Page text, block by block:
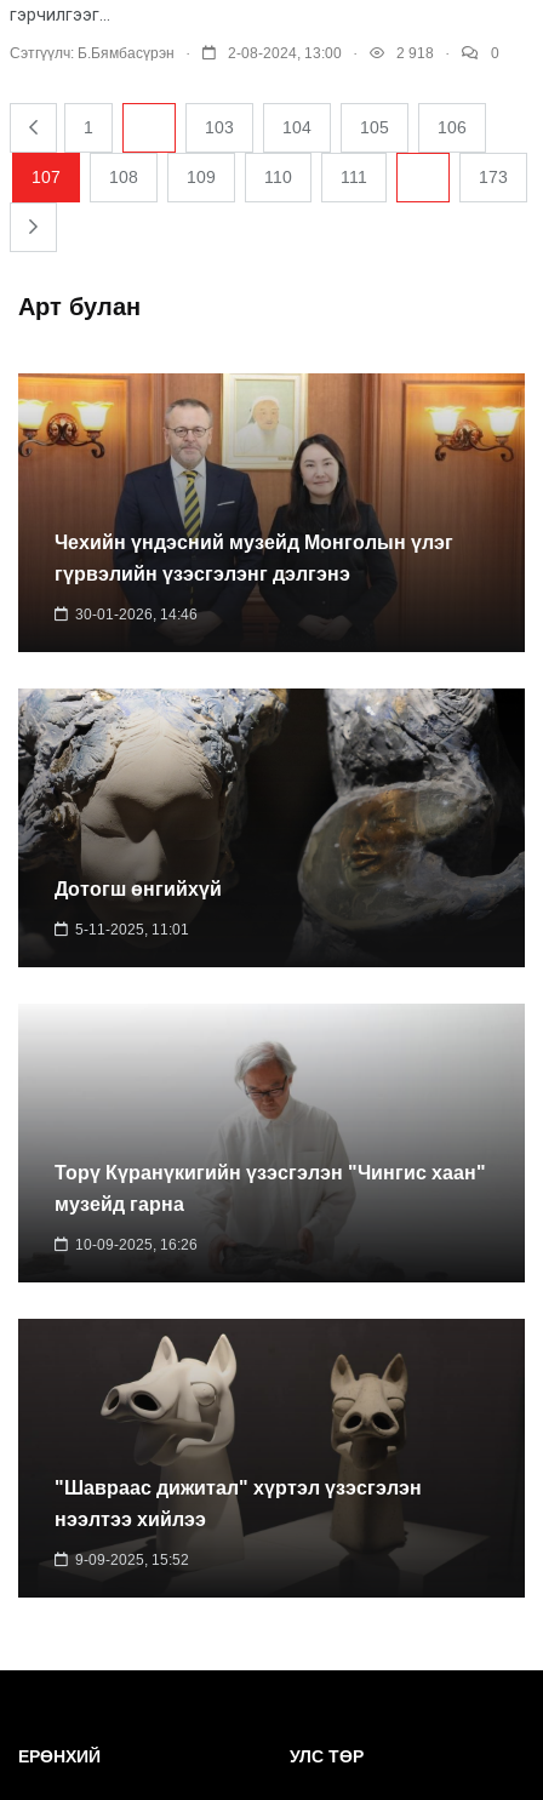
гэрчилгээг...
Сэтгүүлч: Б.Бямбасүрэн . 2-08-2024, 13:00 . 2 918 . 0
1 103 104 105 106
107 108 109 110 111 173
Арт булан
Чехийн үндэсний музейд Монголын үлэг
гүрвэлийн үзэсгэлэнг дэлгэнэ
30-01-2026, 14:46
Дотогш өнгийхүй
5-11-2025, 11:01
Торү Күранүкигийн үзэсгэлэн "Чингис хаан"
музейд гарна
10-09-2025, 16:26
"Шавраас дижитал" хүртэл үзэсгэлэн
нээлтээ хийлээ
9-09-2025, 15:52
ЕРӨНХИЙ УЛС ТӨР